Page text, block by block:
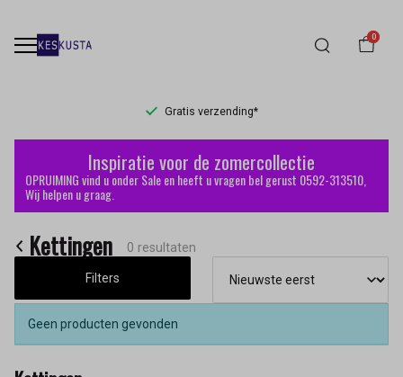
0
Gratis verzending*
Kettingen
Keskusta
Inspiratie voor de zomercollectie
OPRUIMING vind u onder Sale en heeft u vragen bel gerust 0592-313510,
Wij helpen u graag.
Kettingen 0 resultaten
Filters
Geen producten gevonden